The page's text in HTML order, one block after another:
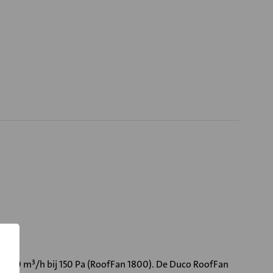
m³/h bij 150 Pa (RoofFan 1800). De Duco RoofFan